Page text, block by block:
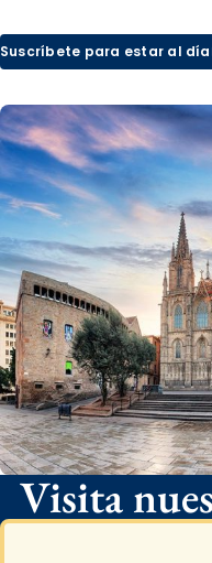
Suscríbete para estar al día
Visita